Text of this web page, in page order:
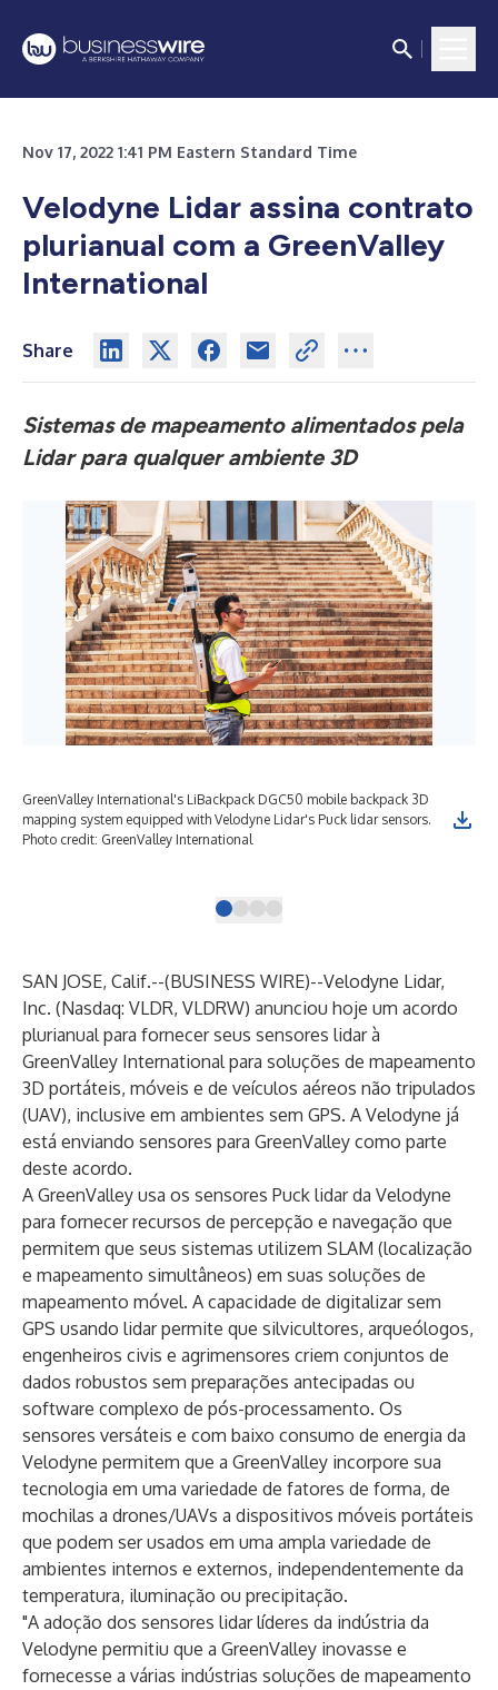
Nov 17, 2022 1:41 PM Eastern Standard Time
Velodyne Lidar assina contrato
plurianual com a GreenValley
International
Share
Sistemas de mapeamento alimentados pela
Lidar para qualquer ambiente 3D
GreenValley International's LiBackpack DGC50 mobile backpack 3D
mapping system equipped with Velodyne Lidar's Puck lidar sensors.
Photo credit: GreenValley International
SAN JOSE, Calif.--(BUSINESS WIRE)--Velodyne Lidar,
Inc. (Nasdaq: VLDR, VLDRW) anunciou hoje um acordo
plurianual para fornecer seus sensores lidar à
GreenValley Internationalpara soluções de mapeamento
3D portáteis, móveis e de veículos aéreos não tripulados
(UAV), inclusive em ambientes sem GPS. A Velodyne já
está enviando sensores para GreenValley como parte
deste acordo.
A GreenValley usa os sensores Puck lidar da Velodyne
para fornecer recursos de percepção e navegação que
permitem que seus sistemas utilizem SLAM (localização
e mapeamento simultâneos) em suas soluções de
mapeamento móvel. A capacidade de digitalizar sem
GPS usando lidar permite que silvicultores, arqueólogos,
engenheiros civis e agrimensores criem conjuntos de
dados robustos sem preparações antecipadas ou
software complexo de pós-processamento. Os
sensores versáteis e com baixo consumo de energia da
Velodyne permitem que a GreenValley incorpore sua
tecnologia em uma variedade de fatores de forma, de
mochilas a drones/UAVs a dispositivos móveis portáteis
que podem ser usados em uma ampla variedade de
ambientes internos e externos, independentemente da
temperatura, iluminação ou precipitação.
"A adoção dos sensores lidar líderes da indústria da
Velodyne permitiu que a GreenValley inovasse e
fornecesse a várias indústrias soluções de mapeamento